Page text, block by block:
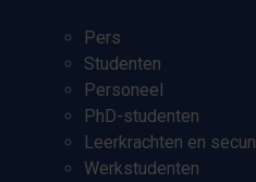
Pers
Studenten
Personeel
PhD-studenten
Leerkrachten en
Werkstudenten